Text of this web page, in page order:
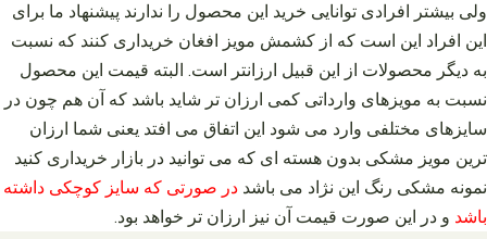
ولی بیشتر افرادی توانایی خرید این محصول را ندارند پیشنهاد ما برای
این افراد این است که از کشمش مویز افغان خریداری کنند که نسبت
به دیگر محصولات از این قبیل ارزانتر است. البته قیمت این محصول
نسبت به مویزهای وارداتی کمی ارزان‌ تر شاید باشد که آن هم چون در
سایزهای مختلفی وارد می‌ شود این اتفاق می‌ افتد یعنی شما ارزان‌
ترین مویز مشکی بدون هسته‌ ای که می‌ توانید در بازار خریداری کنید
نمونه مشکی رنگ این نژاد می‌ باشد در صورتی که سایز کوچکی داشته
باشد و در این صورت قیمت آن نیز ارزان‌ تر خواهد بود.